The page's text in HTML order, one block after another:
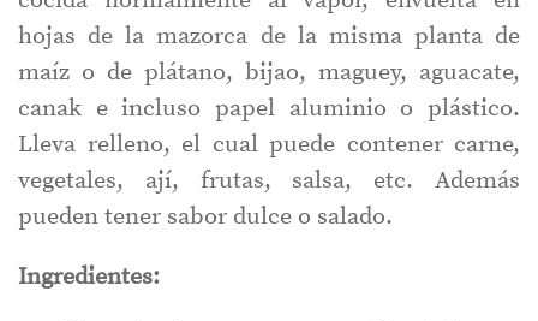
hojas de la mazorca de la misma planta de
maíz o de plátano, bijao, maguey, aguacate,
canak e incluso papel aluminio o plástico.
Lleva relleno, el cual puede contener carne,
vegetales, ají, frutas, salsa, etc. Además
pueden tener sabor dulce o salado.
Ingredientes: